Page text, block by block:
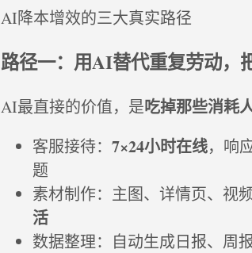
AI降本增效的三大真实路径
路径一：用AI替代重复劳动，
AI最直接的价值，是吃掉那些消耗
客服接待： 7×24小时在线，响
题
素材制作：主图、详情页、
活
数据整理：自动生成日报、周